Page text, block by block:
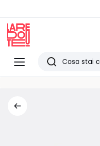
Menu
Redoute
Ricerca